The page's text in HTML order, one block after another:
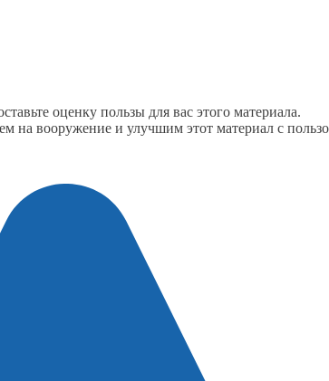
оценку пользы для вас этого материала.
вооружение и улучшим этот материал с